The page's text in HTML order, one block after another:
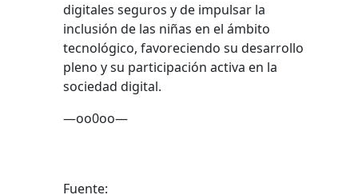
digitales seguros y de impulsar la
inclusión de las niñas en el ámbito
tecnológico, favoreciendo su desarrollo
pleno y su participación activa en la
sociedad digital.
—oo0oo—
Fuente: